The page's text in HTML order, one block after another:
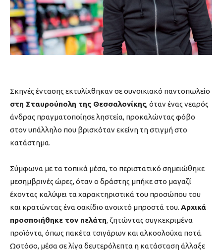
Σκηνές έντασης εκτυλίχθηκαν σε συνοικιακό παντοπωλείο
στη Σταυρούπολη της Θεσσαλονίκης, όταν ένας νεαρός
άνδρας πραγματοποίησε ληστεία, προκαλώντας φόβο
στον υπάλληλο που βρισκόταν εκείνη τη στιγμή στο
κατάστημα.
Σύμφωνα με τα τοπικά μέσα, το περιστατικό σημειώθηκε
μεσημβρινές ώρες, όταν ο δράστης μπήκε στο μαγαζί
έχοντας καλύψει τα χαρακτηριστικά του προσώπου του
και κρατώντας ένα σακίδιο ανοιχτό μπροστά του. Αρχικά
προσποιήθηκε τον πελάτη, ζητώντας συγκεκριμένα
προϊόντα, όπως πακέτα τσιγάρων και αλκοολούχα ποτά.
Ωστόσο, μέσα σε λίγα δευτερόλεπτα η κατάσταση άλλαξε